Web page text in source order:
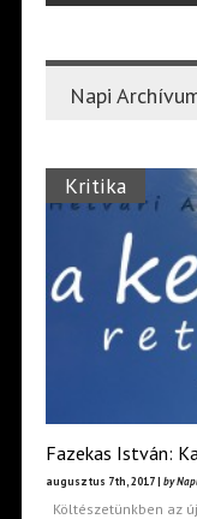
Napi
Kritika
Fazekas István:
augusztus 7th, 2017 | by
Költészetünkben az